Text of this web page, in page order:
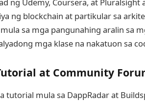
ng Udemy, Coursera, at Pluralsight
ng blockchain at partikular sa
sa mga pangunahing aralin sa
mga klase na nakatuon sa
at Community
tutorial mula sa DappRadar at